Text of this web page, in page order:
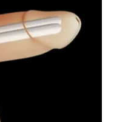
donosi jasnoću. Ako
ili ograničava –
želite polovične
da morate biti neko
koja vas vidi